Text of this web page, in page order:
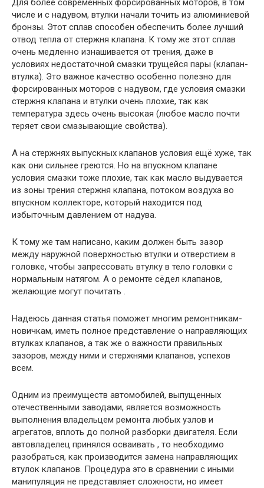
Для более современных форсированных моторов, в том
числе и с надувом, втулки начали точить из алюминиевой
бронзы. Этот сплав способен обеспечить более лучший
отвод тепла от стержня клапана. К тому же этот сплав
очень медленно изнашивается от трения, даже в
условиях недостаточной смазки трущейся пары (клапан-
втулка). Это важное качество особенно полезно для
форсированных моторов с надувом, где условия смазки
стержня клапана и втулки очень плохие, так как
температура здесь очень высокая (любое масло почти
теряет свои смазывающие свойства).
А на стержнях выпускных клапанов условия ещё хуже, так
как они сильнее греются. Но на впускном клапане
условия смазки тоже плохие, так как масло выдувается
из зоны трения стержня клапана, потоком воздуха во
впускном коллекторе, который находится под
избыточным давлением от надува.
К тому же там написано, каким должен быть зазор
между наружной поверхностью втулки и отверстием в
головке, чтобы запрессовать втулку в тело головки с
нормальным натягом. А о ремонте сёдел клапанов,
желающие могут почитать .
Надеюсь данная статья поможет многим ремонтникам-
новичкам, иметь полное представление о направляющих
втулках клапанов, а так же о важности правильных
зазоров, между ними и стержнями клапанов, успехов
всем.
Одним из преимуществ автомобилей, выпущенных
отечественными заводами, является возможность
выполнения владельцем ремонта любых узлов и
агрегатов, вплоть до полной разборки двигателя. Если
автовладелец принялся осваивать , то необходимо
разобраться, как производится замена направляющих
втулок клапанов. Процедура это в сравнении с иными
манипуляция не представляет сложности, но имеет